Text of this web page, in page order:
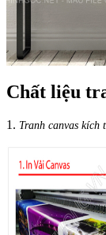
Chất liệu
1. Tranh canvas